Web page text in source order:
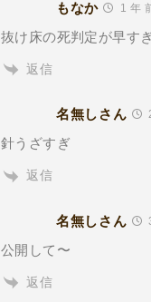
もなか 1 年
抜け床の死判定が早す
返信
名無しさん
針うざすぎ
返信
名無しさん
公開して〜
返信